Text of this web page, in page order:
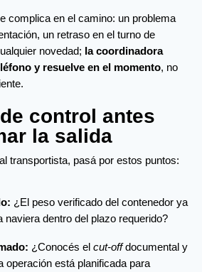
complica en el camino: un problema
un retraso en el turno de
novedad; la coordinadora
y resuelve en el momento, no
control antes
la salida
transportista, pasá por estos puntos:
¿El peso verificado del contenedor ya
naviera dentro del plazo requerido?
¿Conocés el cut-off documental y
operación está planificada para